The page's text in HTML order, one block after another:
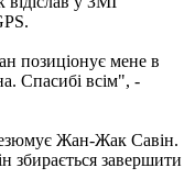
позиціонує мене в
Спасибі всім", -
Жан-Жак Савін.
збирається завершити